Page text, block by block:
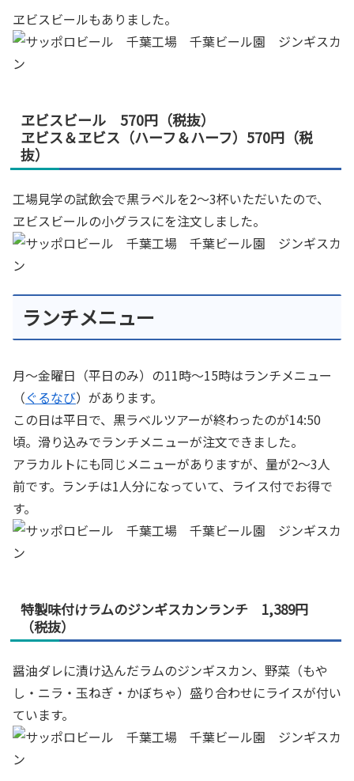
ヱビスビールもありました。
ヱビスビール 570円（税抜）
ヱビス＆ヱビス（ハーフ＆ハーフ）570円（税
抜）
工場見学の試飲会で黒ラベルを2～3杯いただいたので、
ヱビスビールの小グラスにを注文しました。
ランチメニュー
月～金曜日（平日のみ）の11時～15時はランチメニュー
（ぐるなび）があります。
この日は平日で、黒ラベルツアーが終わったのが14:50
頃。滑り込みでランチメニューが注文できました。
アラカルトにも同じメニューがありますが、量が2～3人
前です。ランチは1人分になっていて、ライス付でお得で
す。
特製味付けラムのジンギスカンランチ 1,389円
（税抜）
醤油ダレに漬け込んだラムのジンギスカン、野菜（もや
し・ニラ・玉ねぎ・かぼちゃ）盛り合わせにライスが付い
ています。